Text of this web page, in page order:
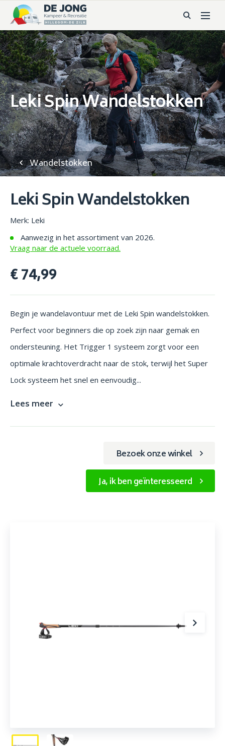
Leki Spin Wandelstokken
Wandelstokken
Leki Spin Wandelstokken
Merk: Leki
Aanwezig in het assortiment van 2026.
Vraag naar de actuele voorraad.
€ 74,99
Begin je wandelavontuur met de Leki Spin wandelstokken.
Perfect voor beginners die op zoek zijn naar gemak en
ondersteuning. Het Trigger 1 systeem zorgt voor een
optimale krachtoverdracht naar de stok, terwijl het Super
Lock systeem het snel en eenvoudig...
Lees meer
Bezoek onze winkel
Ja, ik ben geïnteresseerd